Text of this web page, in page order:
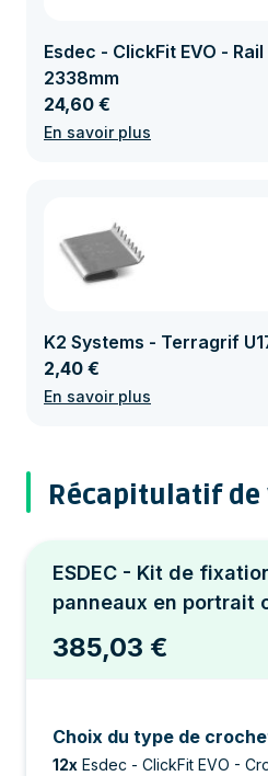
Esdec - ClickFit EVO -
2338mm
24,60 €
En savoir plus
K2 Systems - Terragrif
2,40 €
En savoir plus
Récapitulatif
ESDEC - Kit de
panneaux en portrait
385,03 €
Choix du type de
12x Esdec - ClickFit EVO -